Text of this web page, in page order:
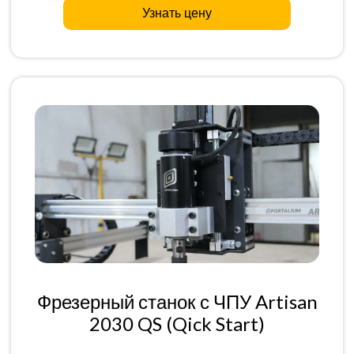
Узнать цену
Фрезерный станок с ЧПУ Artisan
2030 QS (Qick Start)